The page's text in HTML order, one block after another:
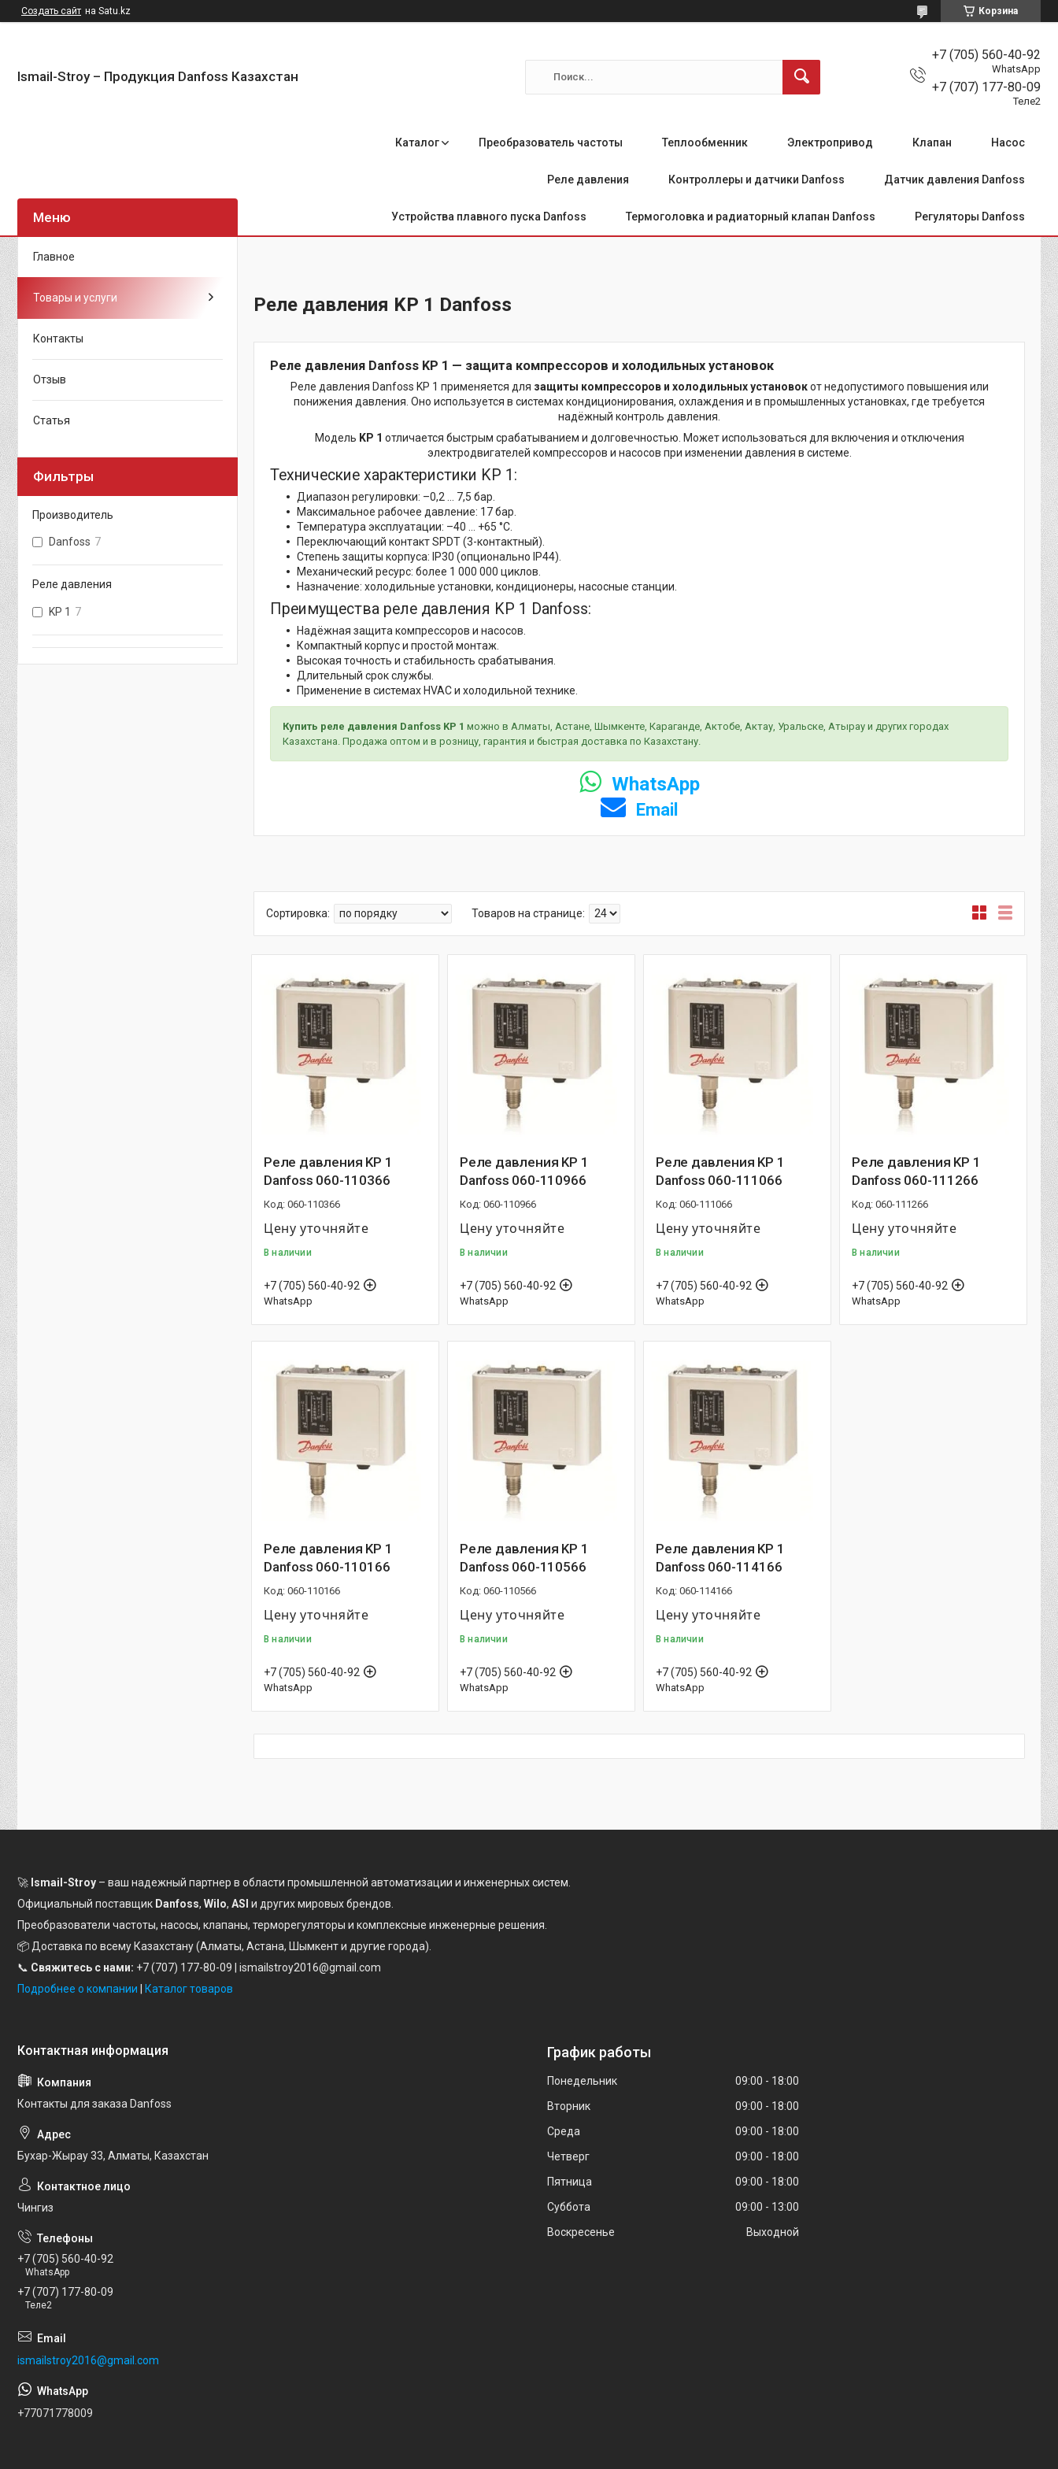
Создать сайт на Satu.kz Корзина
Ismail-Stroy – Продукция Danfoss Казахстан
+7 (705) 560-40-92
WhatsApp
+7 (707) 177-80-09
Теле2
Каталог Преобразователь частоты Теплообменник Электропривод Клапан Насос
Реле давления Контроллеры и датчики Danfoss Датчик давления Danfoss
Устройства плавного пуска Danfoss Термоголовка и радиаторный клапан Danfoss Регуляторы Danfoss
Реле давления KP 1 Danfoss
Реле давления Danfoss KP 1 — защита компрессоров и холодильных установок
Реле давления Danfoss KP 1 применяется для защиты компрессоров и холодильных установокот недопустимого повышения или
понижения давления. Оно используется в системах кондиционирования, охлаждения и в промышленных установках, где требуется
надёжный контроль давления.
Модель KP 1 отличается быстрым срабатыванием и долговечностью. Может использоваться для включения и отключения
электродвигателей компрессоров и насосов при изменении давления в системе.
Технические характеристики KP 1:
Диапазон регулировки: –0,2 … 7,5 бар.
Максимальное рабочее давление: 17 бар.
Температура эксплуатации: –40 … +65 °C.
Переключающий контакт SPDT (3-контактный).
Степень защиты корпуса: IP30 (опционально IP44).
Механический ресурс: более 1 000 000 циклов.
Назначение: холодильные установки, кондиционеры, насосные станции.
Преимущества реле давления KP 1 Danfoss:
Надёжная защита компрессоров и насосов.
Компактный корпус и простой монтаж.
Высокая точность и стабильность срабатывания.
Длительный срок службы.
Применение в системах HVAC и холодильной технике.
Купить реле давления Danfoss KP 1 можно в Алматы, Астане, Шымкенте, Караганде, Актобе, Актау, Уральске, Атырау и других городах
Казахстана. Продажа оптом и в розницу, гарантия и быстрая доставка по Казахстану.
WhatsApp
Email
Реле давления KP 1
Danfoss 060-110366
060-110366
Цену уточняйте
В наличии
+7 (705) 560-40-92
WhatsApp
Реле давления KP 1
Danfoss 060-110966
060-110966
Цену уточняйте
В наличии
+7 (705) 560-40-92
WhatsApp
Реле давления KP 1
Danfoss 060-111066
060-111066
Цену уточняйте
В наличии
+7 (705) 560-40-92
WhatsApp
Реле давления KP 1
Danfoss 060-111266
060-111266
Цену уточняйте
В наличии
+7 (705) 560-40-92
WhatsApp
Реле давления KP 1
Danfoss 060-110166
060-110166
Цену уточняйте
В наличии
+7 (705) 560-40-92
WhatsApp
Реле давления KP 1
Danfoss 060-110566
060-110566
Цену уточняйте
В наличии
+7 (705) 560-40-92
WhatsApp
Реле давления KP 1
Danfoss 060-114166
060-114166
Цену уточняйте
В наличии
+7 (705) 560-40-92
WhatsApp
Главное
Товары и услуги
Контакты
Отзыв
Статья
Фильтры
Производитель
Danfoss 7
Реле давления
KP 1 7
🚀 Ismail-Stroy – ваш надежный партнер в области промышленной автоматизации и инженерных систем.
Официальный поставщик Danfoss, Wilo, ASI и других мировых брендов.
Преобразователи частоты, насосы, клапаны, терморегуляторы и комплексные инженерные решения.
📦 Доставка по всему Казахстану (Алматы, Астана, Шымкент и другие города).
📞 Свяжитесь с нами: +7 (707) 177-80-09 | ismailstroy2016@gmail.com
Подробнее о компании | Каталог товаров
Контакты для заказа Danfoss
Бухар-Жырау 33, Алматы, Казахстан
Чингиз
+7 (705) 560-40-92
WhatsApp
+7 (707) 177-80-09
Теле2
ismailstroy2016@gmail.com
+77071778009
График работы
Понедельник 09:00
18:00
Вторник
09:00
18:00
Среда
09:00
18:00
Четверг
09:00
18:00
Пятница
09:00
18:00
Суббота
09:00
13:00
Воскресенье
Выходной